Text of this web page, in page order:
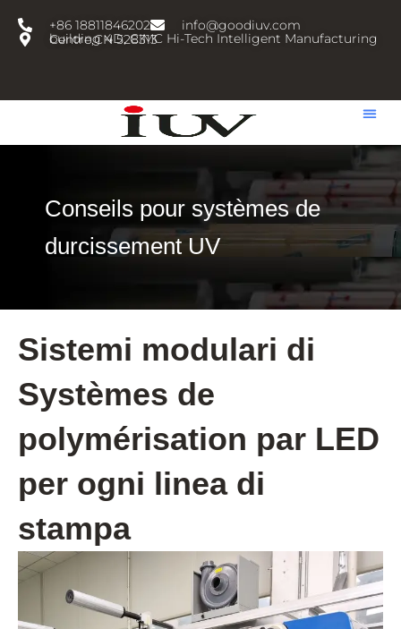
+86 18811846202
info@goodiuv.com
building 4D, CIMC Hi-Tech Intelligent Manufacturing Centre,CN 528313
Conseils pour systèmes de
durcissement UV
Sistemi modulari di
Systèmes de
polymérisation par LED
per ogni linea di
stampa